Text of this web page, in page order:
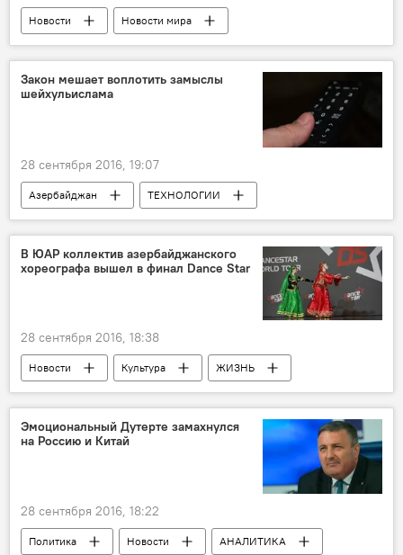
Новости Новости мира
Закон мешает воплотить замыслы
шейхульислама
28 сентября 2016, 19:07
Азербайджан
ТЕХНОЛОГИИ
Новости
Культура
ЖИЗНЬ
Тогрул Мамедов
Национальный совет по телевидению и радио (НСТР)
В ЮАР коллектив азербайджанского
хореографа вышел в финал Dance Star
28 сентября 2016, 18:38
Новости Культура
ЖИЗНЬ
ЮАР
Йоханнесбург
Азер Мирзоев
Dance Star
Танцевальный конкурс
Эмоциональный Дутерте замахнулся
на Россию и Китай
28 сентября 2016, 18:22
Политика Новости АНАЛИТИКА